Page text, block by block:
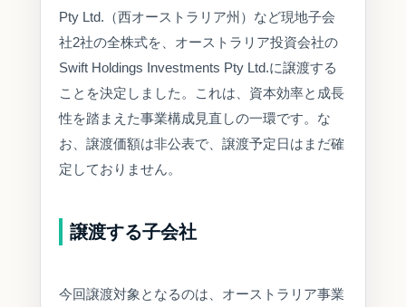
Pty Ltd.（西オーストラリア州）など現地子会
社2社の全株式を、オーストラリア投資会社の
Swift Holdings Investments Pty Ltd.に譲渡する
ことを決定しました。これは、資本効率と成長
性を踏まえた事業構成見直しの一環です。な
お、譲渡価額は非公表で、譲渡予定日はまだ確
定しておりません。
譲渡する子会社
今回譲渡対象となるのは、オーストラリア事業